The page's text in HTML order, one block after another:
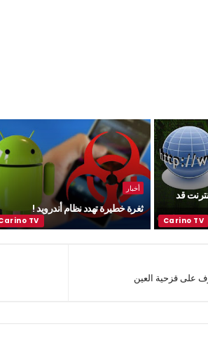
قد
أخبار
ثغرة خطيرة تهدد نظام أندرويد !
على قزحية العين